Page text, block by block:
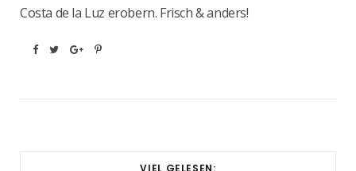
Costa de la Luz erobern. Frisch & anders!